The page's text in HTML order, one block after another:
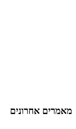
מאמרים אחרונים